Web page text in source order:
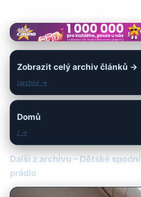
Zobrazit celý archiv článků →
/archiv/ →
Domů
/ →
Další z archivu – Dětské spodní
prádlo